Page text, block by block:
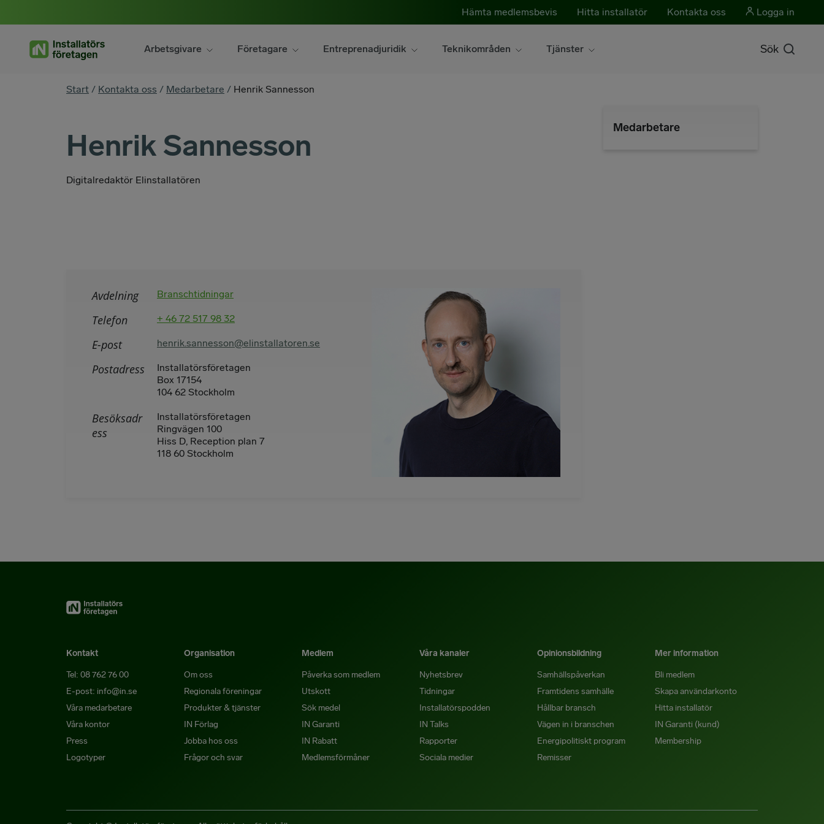
Hämta medlemsbevis Hitta installatör Kontakta oss Logga in
Arbetsgivare Företagare Entreprenadjuridik Teknikområden Tjänster Sök
You
Start / Kontakta oss / Medarbetare / Henrik Sannesson
Henrik Sannesson
Digitalredaktör Elinstallatören
Avdelning Branschtidningar
Telefon + 46 72 517 98 32
E-post henrik.sannesson@elinstallatoren.se
Postadress
Installatörsföretagen
Box 17154
104 62 Stockholm
Besöksadr
ess
Installatörsföretagen
Ringvägen 100
Hiss D, Reception plan 7
118 60 Stockholm
Medarbetare
Kontakt
Tel: 08 762 76 00
E-post: info@in.se
Våra medarbetare
Våra kontor
Press
Logotyper
Organisation
Om oss
Regionala föreningar
Produkter & tjänster
IN Förlag
Jobba hos oss
Frågor och svar
Medlem
Påverka som medlem
Utskott
Sök medel
IN Garanti
IN Rabatt
Medlemsförmåner
Våra kanaler
Nyhetsbrev
Tidningar
Installatörspodden
IN Talks
Rapporter
Sociala medier
Opinionsbildning
Samhällspåverkan
Framtidens samhälle
Hållbar bransch
Vägen in i branschen
Energipolitiskt program
Remisser
Mer information
Bli medlem
Skapa användarkonto
Hitta installatör
IN Garanti (kund)
Membership